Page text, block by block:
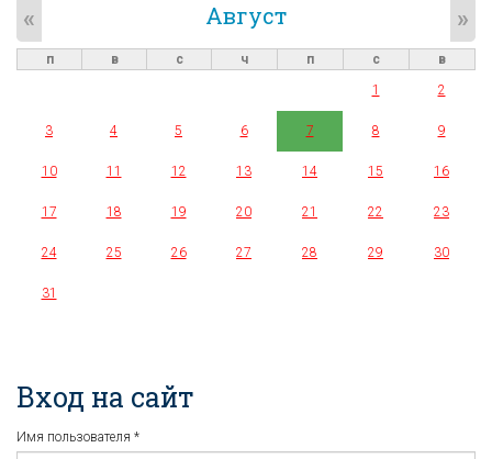
Август
« »
п в с ч п с
в
1
2
3 4 5 6 7 8 9
10 11 12 13 14 15 16
17 18 19 20 21 22 23
24 25 26 27 28 29 30
31
Вход на сайт
Имя пользователя *